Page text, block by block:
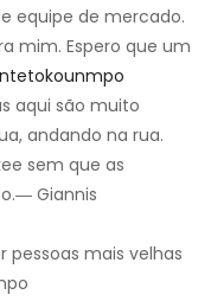
equipe de mercado.
mim. Espero que um
aqui são muito
andando na rua.
sem que as
Giannis
pessoas mais velhas